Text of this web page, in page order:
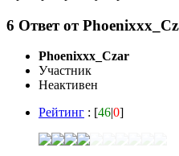
6 Ответ от
Phoenixxx_Czar
Участник
Неактивен
Рейтинг : [46|0]